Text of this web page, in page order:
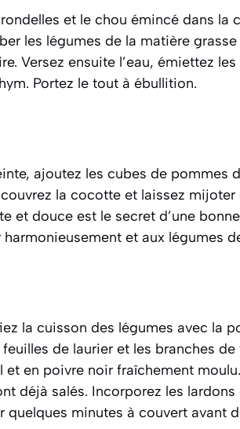
et le chou émincé dans la
les légumes de la matière
Versez ensuite l’eau, émiettez
Portez le tout à ébullition.
ajoutez les cubes de pommes
la cocotte et laissez
et douce est le secret d’une
et aux légumes
la cuisson des légumes avec la
de laurier et les branches
et en poivre noir fraîchement
déjà salés. Incorporez les
quelques minutes à couvert avant